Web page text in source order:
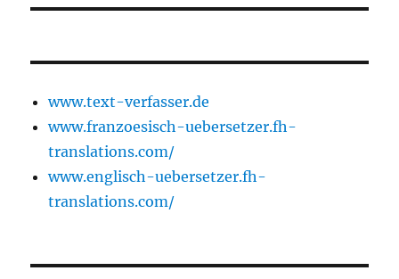
www.text-verfasser.de
www.franzoesisch-uebersetzer.fh-
translations.com/
www.englisch-uebersetzer.fh-
translations.com/